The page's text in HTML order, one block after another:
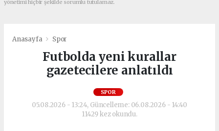
yönetimi hiçbir şekilde sorumlu tutulamaz.
Anasayfa Spor
Futbolda yeni kurallar
gazetecilere anlatıldı
SPOR
05.08.2026 - 13:24, Güncelleme: 06.08.2026 - 14:40
11429 kez okundu.